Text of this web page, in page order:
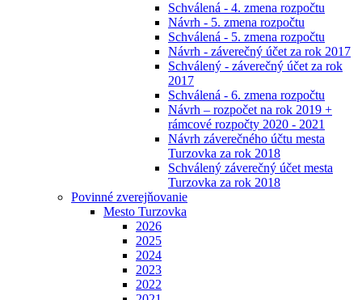
Schválená - 4. zmena rozpočtu
Návrh - 5. zmena rozpočtu
Schválená - 5. zmena rozpočtu
Návrh - záverečný účet za rok 2017
Schválený - záverečný účet za rok
2017
Schválená - 6. zmena rozpočtu
Návrh – rozpočet na rok 2019 +
rámcové rozpočty 2020 - 2021
Návrh záverečného účtu mesta
Turzovka za rok 2018
Schválený záverečný účet mesta
Turzovka za rok 2018
Povinné zverejňovanie
Mesto Turzovka
2026
2025
2024
2023
2022